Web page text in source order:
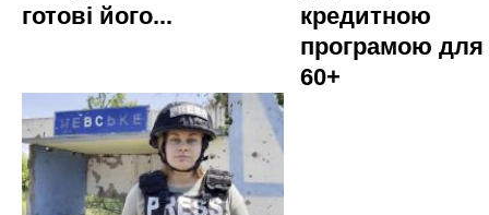
готові його...
кредитною
програмою
60+